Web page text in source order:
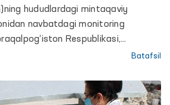
hududlardagi mintaqaviy
navbatdagi monitoring
Respublikasi,
Xorazm va Buxoro
muassasalarida o‘tkazildi.
Batafsil